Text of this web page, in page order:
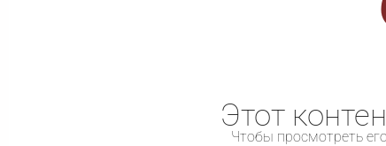
Этот
Чтобы просмотреть